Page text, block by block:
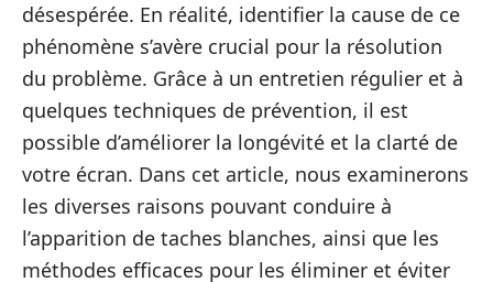
désespérée. En réalité, identifier la cause de ce
phénomène s’avère crucial pour la résolution
du problème. Grâce à un entretien régulier et à
quelques techniques de prévention, il est
possible d’améliorer la longévité et la clarté de
votre écran. Dans cet article, nous examinerons
les diverses raisons pouvant conduire à
l’apparition de taches blanches, ainsi que les
méthodes efficaces pour les éliminer et éviter